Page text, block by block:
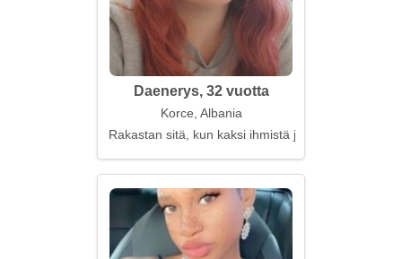
Daenerys, 32 vuotta
Korce, Albania
Rakastan sitä, kun kaksi ihmistä jakaa peiton